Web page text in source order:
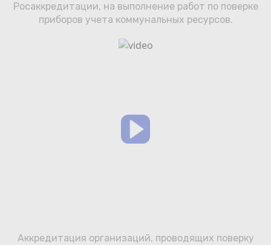
Юридические лица
Официальный партнёрmos.ru
Росаккредитации, на выполнение работ по поверке
приборов учета коммунальных ресурсов.
Аккредитация организаций, проводящих поверку